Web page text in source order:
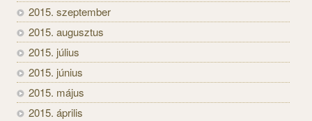
2015. szeptember
2015. augusztus
2015. július
2015. június
2015. május
2015. április